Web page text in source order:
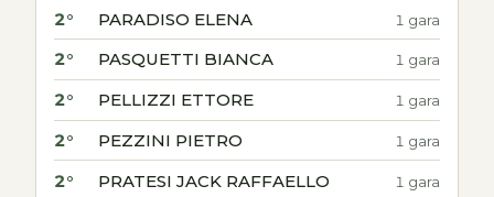
2° PARADISO ELENA 1 gara
2° PASQUETTI BIANCA 1 gara
2° PELLIZZI ETTORE 1 gara
2° PEZZINI PIETRO 1 gara
2° PRATESI JACK RAFFAELLO 1 gara